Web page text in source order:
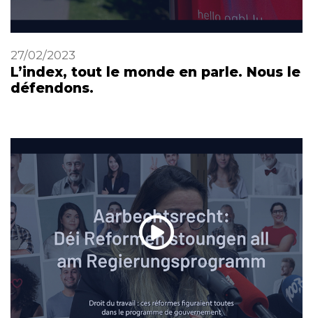
27/02/2023
L’index, tout le monde en parle. Nous le
défendons.